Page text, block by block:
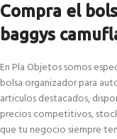
Compra el
baggys
En Pla Objetos somos
bolsa organizador para
articulos destacados,
precios competitivos,
que tu negocio siempre